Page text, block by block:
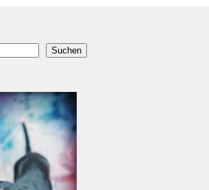
Suchen